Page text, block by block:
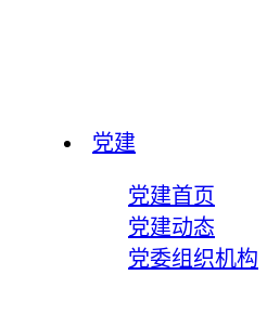
党建
党建首页
党建动态
党委组织机构